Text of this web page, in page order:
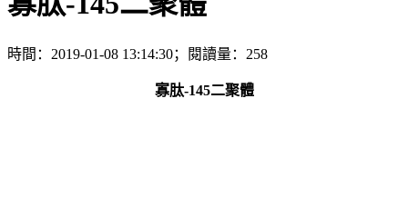
時間：2019-01-08 13:14:30；閱讀量：258
寡肽-145二聚體